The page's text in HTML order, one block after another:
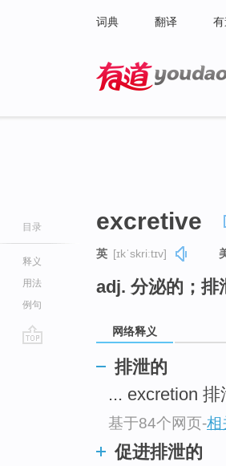
词典 翻译
目录
释义
用法
例句
excretive
英 [ɪkˈskriːtɪv]
adj. 分泌的；排
网络释义
排泄的
... excretion 排
基于84个网页-相
促进排泄的